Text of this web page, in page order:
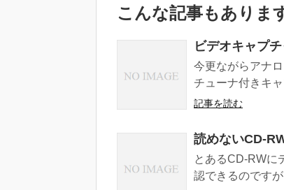
こんな記事もありま
ビデオキャプ
今更ながらアナ
チューナ付きキ
記事を読む
読めないCD-
とあるCD-RWに
認できるのです